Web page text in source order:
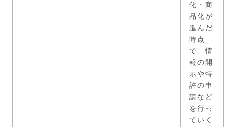
化・商
品化が
進んだ
時点
で、情
報の開
示や特
許の申
請など
を行っ
ていく